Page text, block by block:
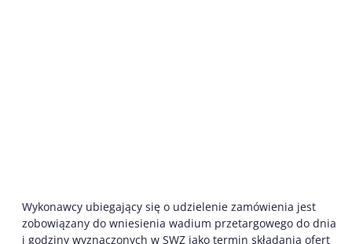
Wykonawcy ubiegający się o udzielenie zamówienia jest
zobowiązany do wniesienia wadium przetargowego do dnia
i godziny wyznaczonych w SWZ jako termin składania ofert